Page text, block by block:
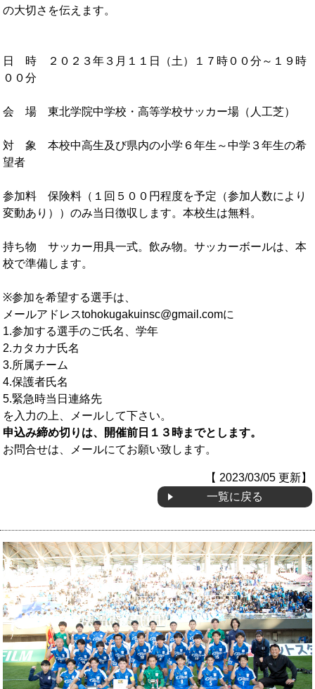
の大切さを伝えます。
日 時 ２０２３年３月１１日（土）１７時００分～１９時
００分
会 場 東北学院中学校・高等学校サッカー場（人工芝）
対 象 本校中高生及び県内の小学６年生～中学３年生の希
望者
参加料 保険料（１回５００円程度を予定（参加人数により
変動あり））のみ当日徴収します。本校生は無料。
持ち物 サッカー用具一式。飲み物。サッカーボールは、本
校で準備します。
※参加を希望する選手は、
メールアドレスtohokugakuinsc@gmail.comに
1.参加する選手のご氏名、学年
2.カタカナ氏名
3.所属チーム
4.保護者氏名
5.緊急時当日連絡先
を入力の上、メールして下さい。
申込み締め切りは、開催前日１３時までとします。
お問合せは、メールにてお願い致します。
【 2023/03/05 更新】
一覧に戻る